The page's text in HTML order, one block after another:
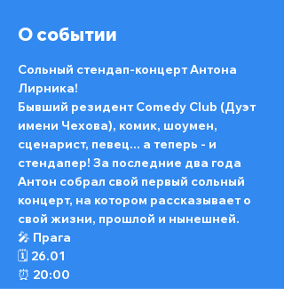
О событии
Сольный стендап-концерт Антона
Лирника!
Бывший резидент Comedy Club (Дуэт
имени Чехова), комик, шоумен,
сценарист, певец... а теперь - и
стендапер! За последние два года
Антон собрал свой первый сольный
концерт, на котором рассказывает о
свой жизни, прошлой и нынешней.
🎤 Прага
🗓️ 26.01
⏰ 20:00